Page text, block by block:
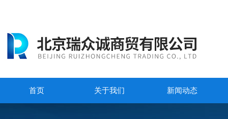
首页 关于我们 新闻动态